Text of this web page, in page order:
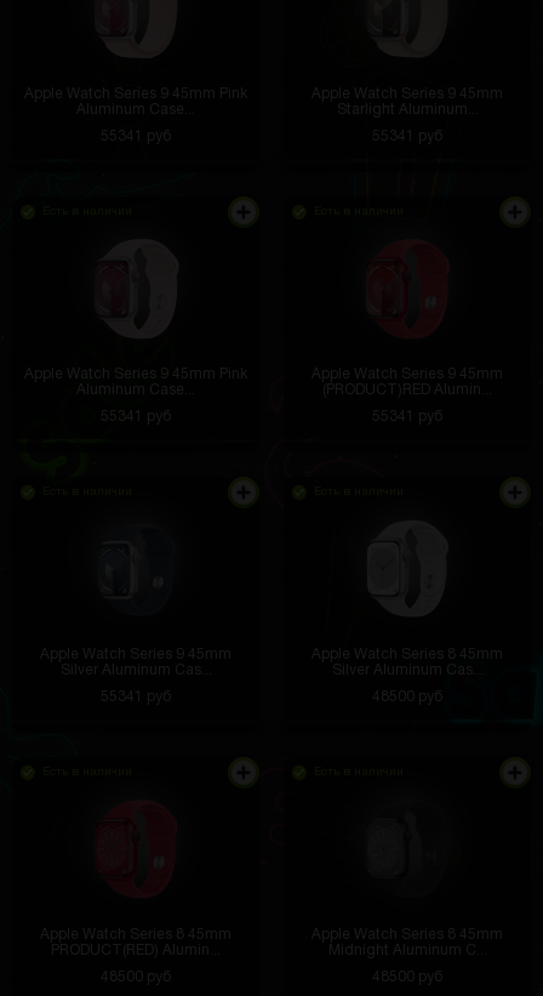
Apple Watch Series 9 45mm Pink
Aluminum Case...
55341 руб
Apple Watch Series 9 45mm
Starlight Aluminum...
55341 руб
Apple Watch Series 9 45mm Pink
Aluminum Case...
55341 руб
Apple Watch Series 9 45mm
(PRODUCT)RED Alumin...
55341 руб
Apple Watch Series 9 45mm
Silver Aluminum Cas...
55341 руб
Apple Watch Series 8 45mm
Silver Aluminum Cas...
48500 руб
Apple Watch Series 8 45mm
PRODUCT(RED) Alumin...
48500 руб
Apple Watch Series 8 45mm
Midnight Aluminum C...
48500 руб